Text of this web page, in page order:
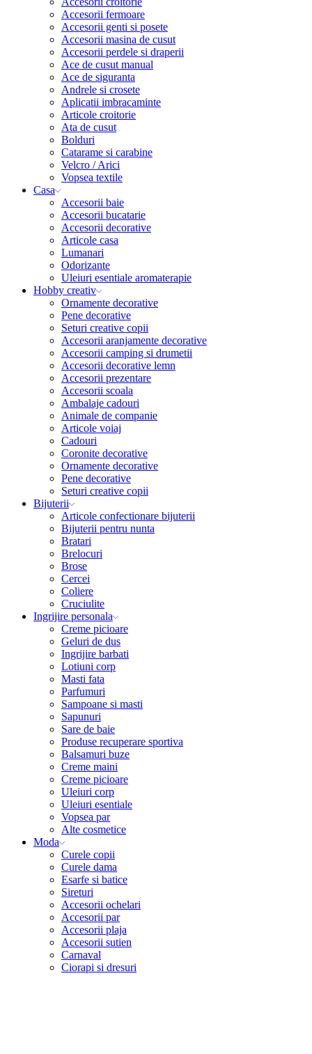
Accesorii fermoare
Accesorii genti si posete
Accesorii masina de cusut
Accesorii perdele si draperii
Ace de cusut manual
Ace de siguranta
Andrele si crosete
Aplicatii imbracaminte
Articole croitorie
Ata de cusut
Bolduri
Catarame si carabine
Velcro / Arici
Vopsea textile
Casa
Accesorii baie
Accesorii bucatarie
Accesorii decorative
Articole casa
Lumanari
Odorizante
Uleiuri esentiale aromaterapie
Hobby creativ
Ornamente decorative
Pene decorative
Seturi creative copii
Accesorii aranjamente decorative
Accesorii camping si drumetii
Accesorii decorative lemn
Accesorii prezentare
Accesorii scoala
Ambalaje cadouri
Animale de companie
Articole voiaj
Cadouri
Coronite decorative
Ornamente decorative
Pene decorative
Seturi creative copii
Bijuterii
Articole confectionare bijuterii
Bijuterii pentru nunta
Bratari
Brelocuri
Brose
Cercei
Coliere
Cruciulite
Ingrijire personala
Creme picioare
Geluri de dus
Ingrijire barbati
Lotiuni corp
Masti fata
Parfumuri
Sampoane si masti
Sapunuri
Sare de baie
Produse recuperare sportiva
Balsamuri buze
Creme maini
Creme picioare
Uleiuri corp
Uleiuri esentiale
Vopsea par
Alte cosmetice
Moda
Curele copii
Curele dama
Esarfe si batice
Sireturi
Accesorii ochelari
Accesorii par
Accesorii plaja
Accesorii sutien
Carnaval
Ciorapi si dresuri